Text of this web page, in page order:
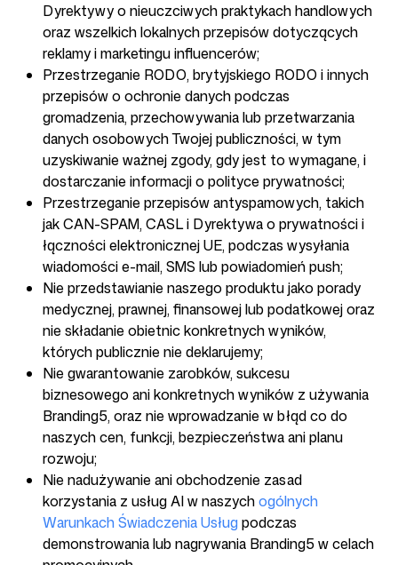
Dyrektywy o nieuczciwych praktykach handlowych
oraz wszelkich lokalnych przepisów dotyczących
reklamy i marketingu influencerów;
Przestrzeganie RODO, brytyjskiego RODO i innych
przepisów o ochronie danych podczas
gromadzenia, przechowywania lub przetwarzania
danych osobowych Twojej publiczności, w tym
uzyskiwanie ważnej zgody, gdy jest to wymagane, i
dostarczanie informacji o polityce prywatności;
Przestrzeganie przepisów antyspamowych, takich
jak CAN-SPAM, CASL i Dyrektywa o prywatności i
łączności elektronicznej UE, podczas wysyłania
wiadomości e-mail, SMS lub powiadomień push;
Nie przedstawianie naszego produktu jako porady
medycznej, prawnej, finansowej lub podatkowej oraz
nie składanie obietnic konkretnych wyników,
których publicznie nie deklarujemy;
Nie gwarantowanie zarobków, sukcesu
biznesowego ani konkretnych wyników z używania
Branding5, oraz nie wprowadzanie w błąd co do
naszych cen, funkcji, bezpieczeństwa ani planu
rozwoju;
Nie nadużywanie ani obchodzenie zasad
korzystania z usług AI w naszychogólnych
Warunkach Świadczenia Usługpodczas
demonstrowania lub nagrywania Branding5 w celach